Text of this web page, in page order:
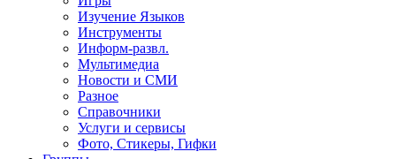
Изучение Языков
Инструменты
Информ-развл.
Мультимедиа
Новости и СМИ
Разное
Справочники
Услуги и сервисы
Фото, Стикеры, Гифки